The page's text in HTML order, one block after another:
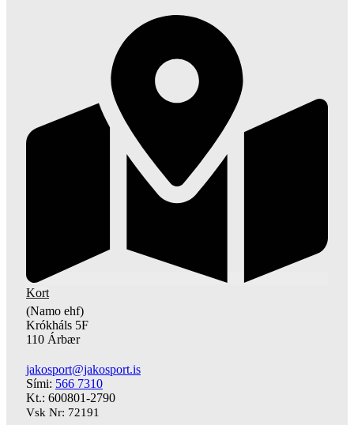
Kort
(Namo ehf)
Krókháls 5F
110 Árbær
jakosport@jakosport.is
Sími: 566 7310
Kt.: 600801-2790
Vsk Nr: 72191